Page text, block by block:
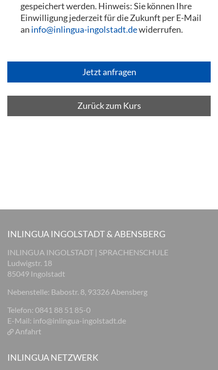
gespeichert werden. Hinweis: Sie können Ihre
Einwilligung jederzeit für die Zukunft per E-Mail
an info@inlingua-ingolstadt.dewiderrufen.
Zurück zum Kurs
INLINGUA INGOLSTADT & ABENSBERG
INLINGUA INGOLSTADT | SPRACHENSCHULE
Ludwigstr. 18
85049 Ingolstadt
Nebenstelle: Babostr. 8, 93326 Abensberg
Telefon: 0841 88 51 85-0
E-Mail: info@inlingua-ingolstadt.de
Anfahrt
INLINGUA NETZWERK